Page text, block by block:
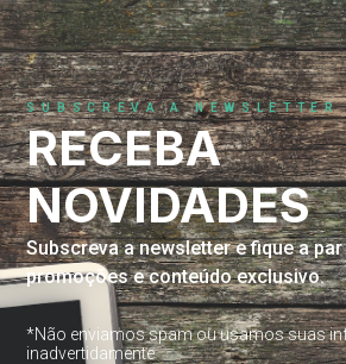
SUBSCREVA A NEWSLETTER
RECEBA
NOVIDADES
Subscreva a newsletter e fique a
promoções e conteúdo exclusivo.
*Não enviamos spam ou usamos suas
inadvertidamente